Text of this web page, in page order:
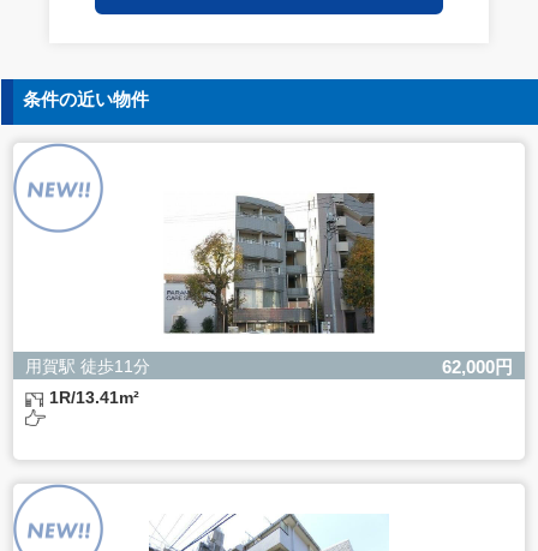
保持についての契約を交わし、適切な管理を実施させま
5. 個人情報の開示等の請求
ご本人様は、当社に対してご自身の個人情報の開示等（利
用目的の通知、開示、内容の訂正・追加・削除、利用の停
止または消去、第三者への提供の停止）に関して、下記の
当社問合わせ窓口に申し出ることができます。その際、当
社はお客様ご本人を確認させていただいたうえで、合理的
な間内に対応いたします。
【お問合せ窓口】
株式会社バレッグス 個人情報問合せ窓口
住所 東京都目黒区鷹番2-5-21
電話 03-3794-1115
受付時間：平日10：30～17：00 ※弊社公休日を除く
よるものです。
ただし、必要な項目をいただけない場合、適切な対応がで
きない場合があります。
条件の近い物件
用賀駅 徒歩11分 62,000円
1R/13.41m²